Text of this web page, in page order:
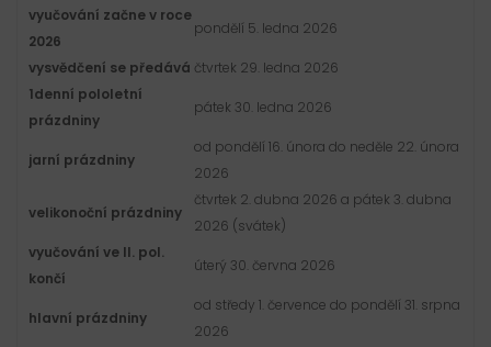
vyučování začne v roce
2026
pondělí 5. ledna 2026
vysvědčení se předává čtvrtek 29. ledna 2026
1denní pololetní
prázdniny
pátek 30. ledna 2026
jarní prázdniny
od pondělí 16. února do neděle 22. února
2026
velikonoční prázdniny
čtvrtek 2. dubna 2026 a pátek 3. dubna
2026 (svátek)
vyučování ve II. pol.
končí
úterý 30. června 2026
hlavní prázdniny
od středy 1. července do pondělí 31. srpna
2026